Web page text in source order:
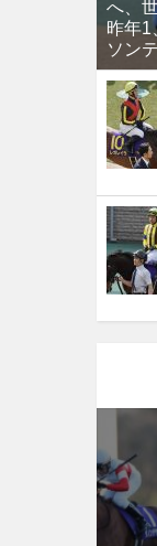
へ、
昨年1
ソン